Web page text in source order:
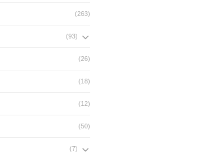
(263)
(93)
(26)
(18)
(12)
(50)
(7)